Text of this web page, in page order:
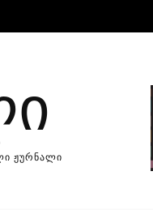
ჟურნალი